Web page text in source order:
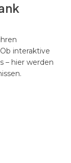
interaktive
– hier werden